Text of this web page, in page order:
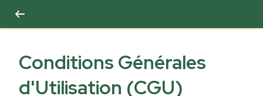
Conditions Générales
d'Utilisation (CGU)